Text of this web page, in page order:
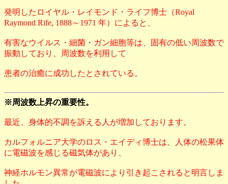
発明したロイヤル・レイモンド・ライフ博士（Royal
Raymond Rife, 1888～1971 年）によると、
有害なウイルス・細菌・ガン細胞等は、固有の低い周波数で
振動しており、周波数を利用して
患者の治癒に成功したとされている。
※周波数上昇の重要性。
最近、身体的不調を訴える人が増加しております。
カルフォルニア大学のロス・エイディ博士は、人体の松果体
に電磁波を感じる磁気体があり、
神経ホルモン異常が電磁波により引き起こされると明言しま